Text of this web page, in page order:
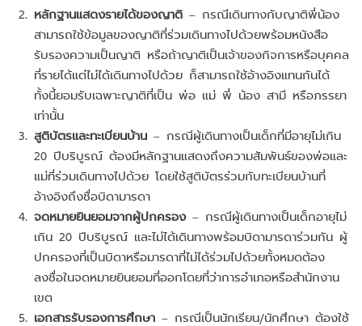
หลักฐานแสดงรายได้ของญาติ – กรณีเดินทางกับญาติพี่น้อง
สามารถใช้ข้อมูลของญาติที่ร่วมเดินทางไปด้วยพร้อมหนังสือ
รับรองความเป็นญาติ หรือถ้าญาติเป็นเจ้าของกิจการหรือบุคคล
ที่รายได้แต่ไม่ได้เดินทางไปด้วย ก็สามารถใช้อ้างอิงแทนกันได้
ทั้งนี้ยอมรับเฉพาะญาติที่เป็น พ่อ แม่ พี่ น้อง สามี หรือภรรยา
เท่านั้น
สูติบัตรและทะเบียนบ้าน– กรณีผู้เดินทางเป็นเด็กที่มีอายุไม่เกิน
20 ปีบริบูรณ์ ต้องมีหลักฐานแสดงถึงความสัมพันธ์ของพ่อและ
แม่ที่ร่วมเดินทางไปด้วย โดยใช้สูติบัตรร่วมกับทะเบียนบ้านที่
อ้างอิงถึงชื่อบิดามารดา
จดหมายยินยอมจากผู้ปกครอง– กรณีผู้เดินทางเป็นเด็กอายุไม่
เกิน 20 ปีบริบูรณ์ และไม่ได้เดินทางพร้อมบิดามารดาร่วมกัน ผู้
ปกครองที่เป็นบิดาหรือมารดาที่ไม่ได้ร่วมไปด้วยทั้งหมดต้อง
ลงชื่อในจดหมายยินยอมที่ออกโดยที่ว่าการอำเภอหรือสำนักงาน
เขต
เอกสารรับรองการศึกษา– กรณีเป็นนักเรียน/นักศึกษา ต้องใช้